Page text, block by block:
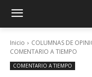
Inicio COLUMNAS DE
COMENTARIO A TIEMPO
COMENTARIO A TIEMPO